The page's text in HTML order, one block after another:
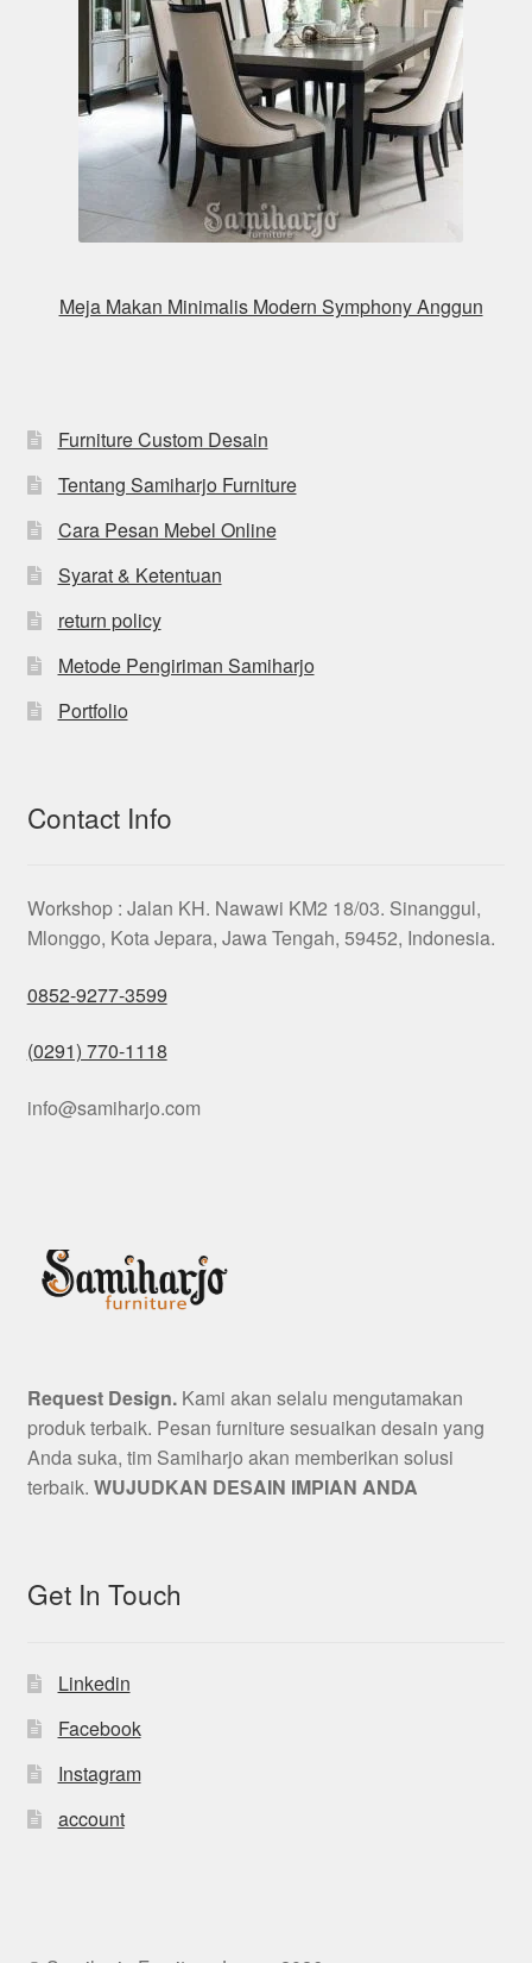
Meja Makan Minimalis Modern Symphony Anggun
Furniture Custom Desain
Tentang Samiharjo Furniture
Cara Pesan Mebel Online
Syarat & Ketentuan
return policy
Metode Pengiriman Samiharjo
Portfolio
Contact Info
Workshop : Jalan KH. Nawawi KM2 18/03. Sinanggul,
Mlonggo, Kota Jepara, Jawa Tengah, 59452, Indonesia.
0852-9277-3599
(0291) 770-1118
info@samiharjo.com
Request Design.Kami akan selalu mengutamakan
produk terbaik. Pesan furniture sesuaikan desain yang
Anda suka, tim Samiharjo akan memberikan solusi
terbaik. WUJUDKAN DESAIN IMPIAN ANDA
Get In Touch
Linkedin
Facebook
Instagram
account